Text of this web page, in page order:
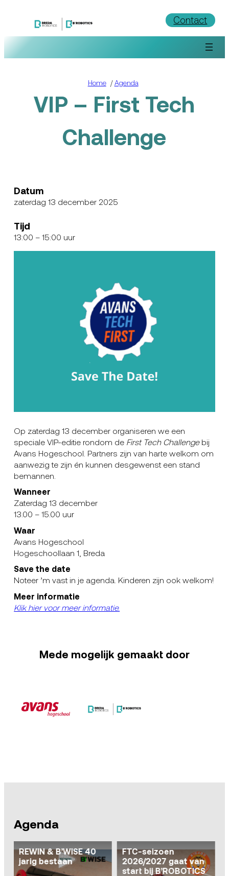
Contact
Home/Agenda
VIP – First Tech
Challenge
Datum
zaterdag 13 december 2025
Tijd
13:00 – 15:00 uur
Op zaterdag 13 december organiseren we een
speciale VIP-editie rondom de First Tech Challengebij
Avans Hogeschool. Partners zijn van harte welkom om
aanwezig te zijn én kunnen desgewenst een stand
bemannen.
Wanneer
Zaterdag 13 december
13.00 – 15.00 uur
Waar
Avans Hogeschool
Hogeschoollaan 1, Breda
Save the date
Noteer ’m vast in je agenda. Kinderen zijn ook welkom!
Meer informatie
Klik hier voor meer informatie.
Mede mogelijk gemaakt door
Agenda
REWIN & B’WISE 40
jarig bestaan
FTC-seizoen
2026/2027 gaat van
start bij B’ROBOTICS